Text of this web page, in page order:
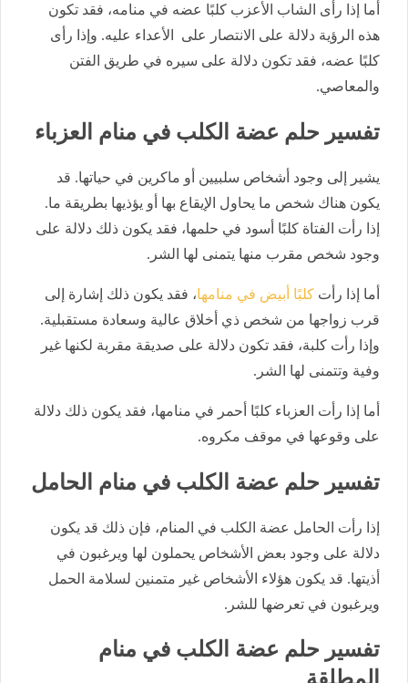
أما إذا رأى الشاب الأعزب كلبًا عضه في منامه، فقد تكون
هذه الرؤية دلالة على الانتصار على الأعداء عليه. وإذا رأى
كلبًا عضه، فقد تكون دلالة على سيره في طريق الفتن
والمعاصي.
تفسير حلم عضة الكلب في منام العزباء
يشير إلى وجود أشخاص سلبيين أو ماكرين في حياتها. قد
يكون هناك شخص ما يحاول الإيقاع بها أو يؤذيها بطريقة ما.
إذا رأت الفتاة كلبًا أسود في حلمها، فقد يكون ذلك دلالة على
وجود شخص مقرب منها يتمنى لها الشر.
أما إذا رأت كلبًا أبيض في منامها، فقد يكون ذلك إشارة إلى
قرب زواجها من شخص ذي أخلاق عالية وسعادة مستقبلية.
وإذا رأت كلبة، فقد تكون دلالة على صديقة مقربة لكنها غير
وفية وتتمنى لها الشر.
أما إذا رأت العزباء كلبًا أحمر في منامها، فقد يكون ذلك دلالة
على وقوعها في موقف مكروه.
تفسير حلم عضة الكلب في منام الحامل
إذا رأت الحامل عضة الكلب في المنام، فإن ذلك قد يكون
دلالة على وجود بعض الأشخاص يحملون لها ويرغبون في
أذيتها. قد يكون هؤلاء الأشخاص غير متمنين لسلامة الحمل
ويرغبون في تعرضها للشر.
تفسير حلم عضة الكلب في منام